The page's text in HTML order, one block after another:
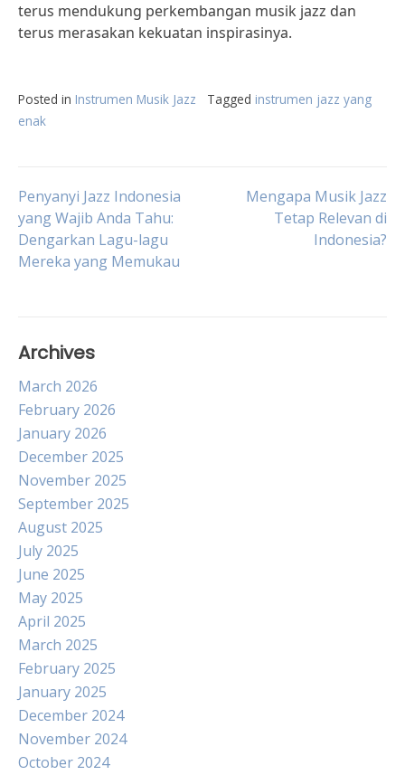
terus mendukung perkembangan musik jazz dan
terus merasakan kekuatan inspirasinya.
Posted in Instrumen Musik Jazz Tagged instrumen jazz yang
enak
Post
navigation
Penyanyi Jazz Indonesia
yang Wajib Anda Tahu:
Dengarkan Lagu-lagu
Mereka yang Memukau
Mengapa Musik Jazz
Tetap Relevan di
Indonesia?
Archives
March 2026
February 2026
January 2026
December 2025
November 2025
September 2025
August 2025
July 2025
June 2025
May 2025
April 2025
March 2025
February 2025
January 2025
December 2024
November 2024
October 2024